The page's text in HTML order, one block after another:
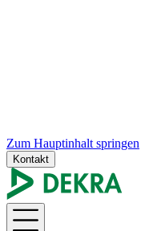
Zum Hauptinhalt springen
Kontakt